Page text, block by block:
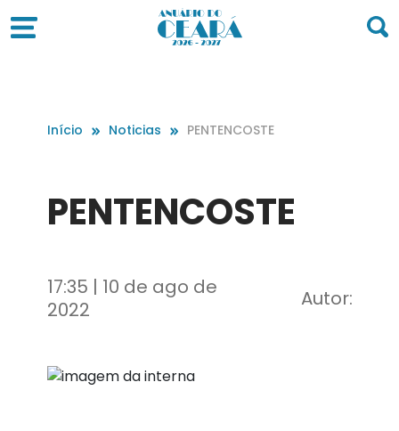
Início Noticias PENTENCOSTE
PENTENCOSTE
17:35 | 10 de ago de
2022
Autor: